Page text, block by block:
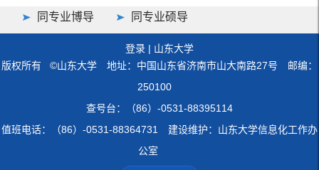
同专业博导 同专业硕导
登录 | 山东大学
版权所有 ©山东大学 地址：中国山东省济南市山大南路27号 邮编：
250100
查号台：（86）-0531-88395114
值班电话：（86）-0531-88364731 建设维护：山东大学信息化工作办
公室